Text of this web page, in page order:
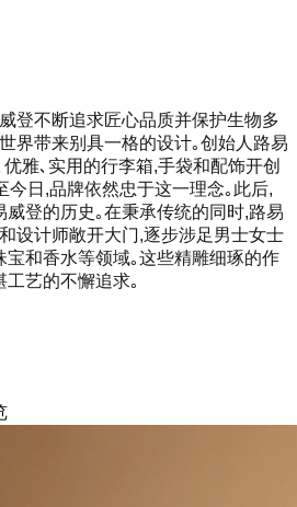
登不断追求匠心品质并保护生物多
界带来别具一格的设计｡创始人路易
雅､实用的行李箱,手袋和配饰开创
今日,品牌依然忠于这一理念｡此后,
威登的历史｡在秉承传统的同时,路易
设计师敞开大门,逐步涉足男士女士
宝和香水等领域｡这些精雕细琢的作
艺的不懈追求｡